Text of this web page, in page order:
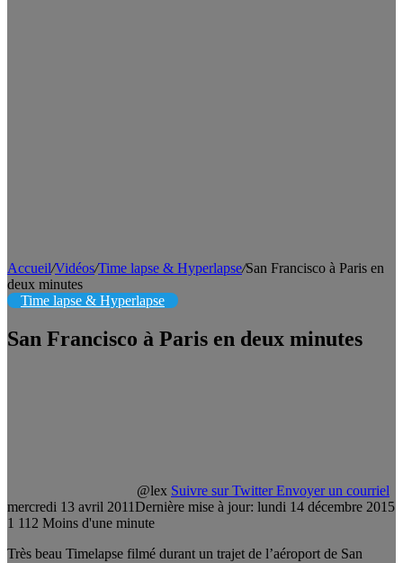
Accueil/Vidéos/Time lapse & Hyperlapse/San Francisco à Paris en
deux minutes
Time lapse & Hyperlapse
San Francisco à Paris en deux minutes
@lex Suivre sur Twitter Envoyer un courriel
mercredi 13 avril 2011Dernière mise à jour: lundi 14 décembre 2015
1 112 Moins d'une minute
Très beau Timelapse filmé durant un trajet de l’aéroport de San